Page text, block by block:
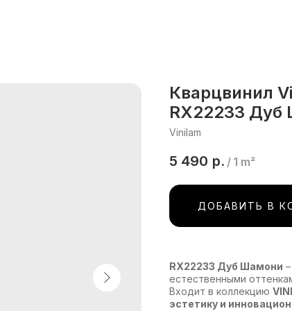
Кварцвинил
RX22233 Дуб
Vinilam
5 490 р. / 1 m²
ДОБАВИТЬ В
RX22233 Дуб Шамони
естественными
Входит в коллекцию
эстетику и